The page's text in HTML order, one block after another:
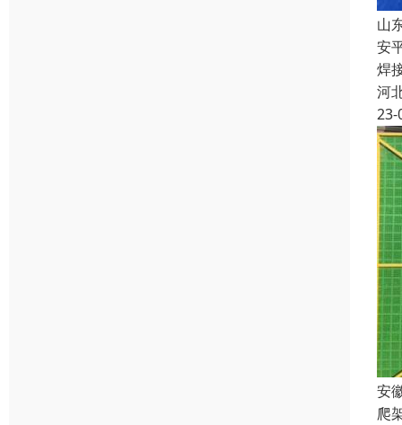
山
安
焊
河
23-
安
爬